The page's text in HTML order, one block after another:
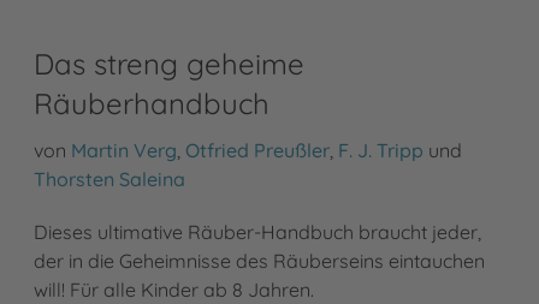
Das streng geheime
Räuberhandbuch
von Martin Verg Otfried Preußler F. J. Tripp und
Thorsten Saleina
Dieses ultimative Räuber-Handbuch braucht jeder,
der in die Geheimnisse des Räuberseins eintauchen
will! Für alle Kinder ab 8 Jahren.